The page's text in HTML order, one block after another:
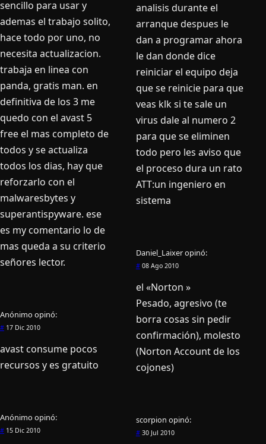
sencillo para usar y
ademas el trabajo solito,
hace todo por uno, no
necesita actualizacion.
trabaja en linea con
panda, gratis man. en
definitiva de los 3 me
quedo con el avast 5
free el mas completo de
todos y se actualiza
todos los dias, hay que
reforzarlo con el
malwaresbytes y
superantispyware. ese
es my comentario lo de
mas queda a su criterio
señores lector.
Anónimo opinó:
# 17 Dic 2010
avast consume pocos
recursos y es gratuito
Anónimo opinó:
# 15 Dic 2010
analisis durante el
arranque despues le
dan a programar ahora
le dan donde dice
reiniciar el equipo deja
que se reinicie para que
veas klk si te sale un
virus dale al numero 2
para que se eliminen
todo pero les aviso que
el proceso dura un rato
ATT:un ingeniero en
sistema
Daniel_Laixeropinó:
#08 Ago 2010
el «Norton »
Pesado, agresivo (te
borra cosas sin pedir
confirmación), molesto
(Norton Account de los
cojones)
scorpion opinó:
#30 Jul 2010